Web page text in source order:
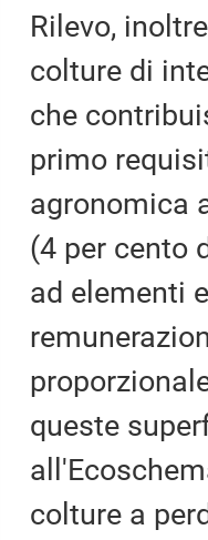
Rilevo,
colture di
che
primo
agronomica
(4 per cento
ad elementi
queste
colture a